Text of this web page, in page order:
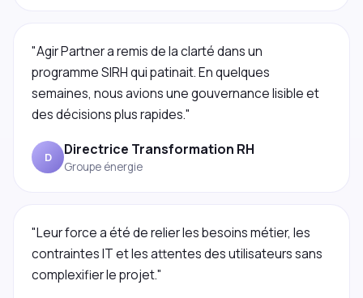
"Agir Partner a remis de la clarté dans un
programme SIRH qui patinait. En quelques
semaines, nous avions une gouvernance lisible et
des décisions plus rapides."
D Directrice Transformation RH
Groupe énergie
"Leur force a été de relier les besoins métier, les
contraintes IT et les attentes des utilisateurs sans
complexifier le projet."